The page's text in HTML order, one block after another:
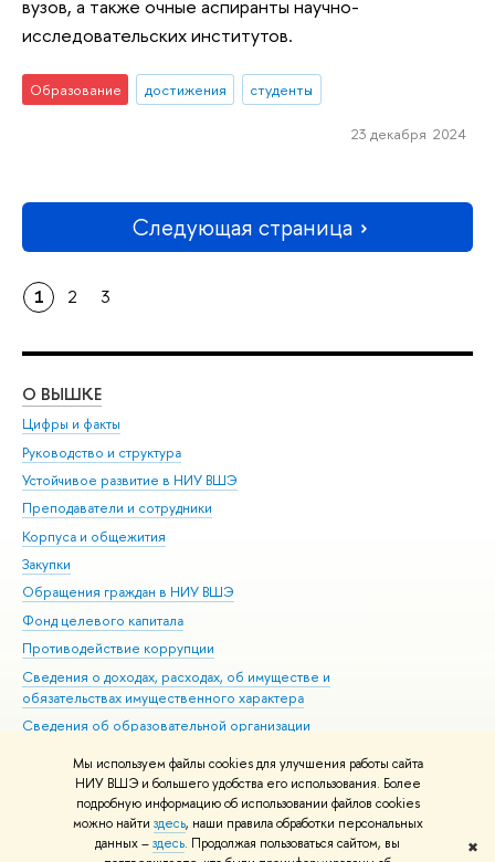
Мы используем файлы cookies для улучшения работы сайта
НИУ ВШЭ и большего удобства его использования. Более
подробную информацию об использовании файлов cookies
можно найти здесь, наши правила обработки персональных
данных –здесь. Продолжая пользоваться сайтом, вы
✖
вузов, а также очные аспиранты научно-
исследовательских институтов.
Образование достижения студенты
23 декабря 2024
Следующая страница
1 2 3
О ВЫШКЕ
Цифры и факты
Руководство и структура
Устойчивое развитие в НИУ ВШЭ
Преподаватели и сотрудники
Корпуса и общежития
Закупки
Обращения граждан в НИУ ВШЭ
Фонд целевого капитала
Противодействие коррупции
Сведения о доходах, расходах, об имуществе и
обязательствах имущественного характера
Сведения об образовательной организации
Людям с ограниченными возможностями здоровья
Единая платежная страница
Работа в Вышке